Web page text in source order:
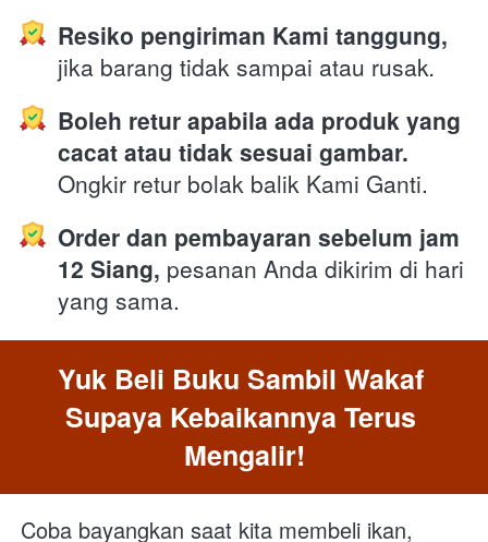
Resiko pengiriman Kami tanggung,
jika barang tidak sampai atau rusak.
Boleh retur apabila ada produk yang
cacat atau tidak sesuai gambar.
Ongkir retur bolak balik Kami Ganti.
Order dan pembayaran sebelum jam
12 Siang, pesanan Anda dikirim di hari
yang sama.
Yuk Beli Buku Sambil Wakaf
Supaya Kebaikannya Terus
Mengalir!
Coba bayangkan saat kita membeli ikan,